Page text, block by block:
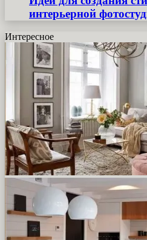
интерьерной
Интересное